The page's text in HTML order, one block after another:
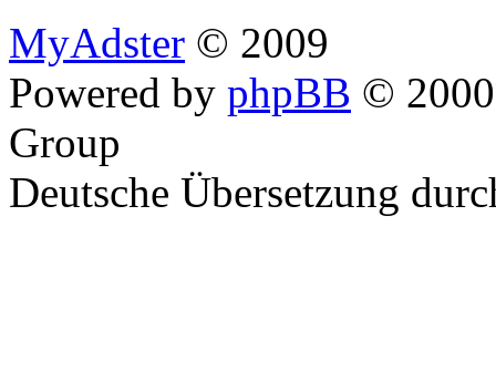
MyAdster © 2009
Powered by phpBB ©
Group
Deutsche Übersetzung